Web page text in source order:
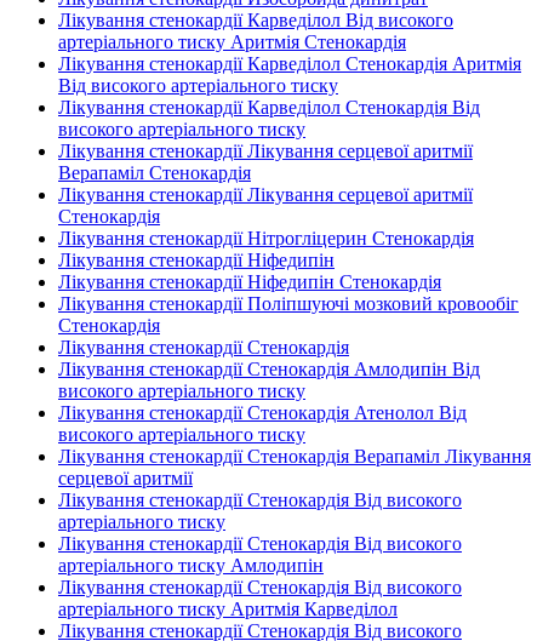
Лікування стенокардії Карведілол Від високого
артеріального тиску Аритмія Стенокардія
Лікування стенокардії Карведілол Стенокардія Аритмія
Від високого артеріального тиску
Лікування стенокардії Карведілол Стенокардія Від
високого артеріального тиску
Лікування стенокардії Лікування серцевої аритмії
Верапаміл Стенокардія
Лікування стенокардії Лікування серцевої аритмії
Стенокардія
Лікування стенокардії Нітрогліцерин Стенокардія
Лікування стенокардії Ніфедипін
Лікування стенокардії Ніфедипін Стенокардія
Лікування стенокардії Поліпшуючі мозковий кровообіг
Стенокардія
Лікування стенокардії Стенокардія
Лікування стенокардії Стенокардія Амлодипін Від
високого артеріального тиску
Лікування стенокардії Стенокардія Атенолол Від
високого артеріального тиску
Лікування стенокардії Стенокардія Верапаміл Лікування
серцевої аритмії
Лікування стенокардії Стенокардія Від високого
артеріального тиску
Лікування стенокардії Стенокардія Від високого
артеріального тиску Амлодипін
Лікування стенокардії Стенокардія Від високого
артеріального тиску Аритмія Карведілол
Лікування стенокардії Стенокардія Від високого